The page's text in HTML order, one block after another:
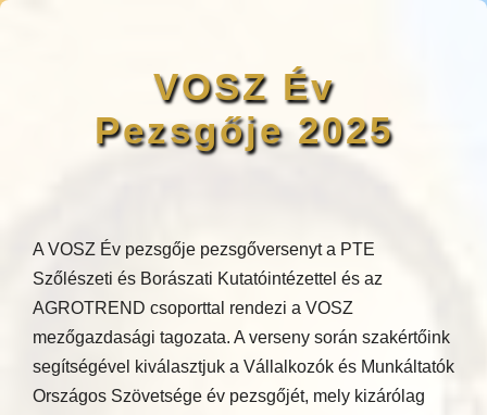
VOSZ Év
Pezsgője 2025
A VOSZ Év pezsgője pezsgőversenyt a PTE
Szőlészeti és Borászati Kutatóintézettel és az
AGROTREND csoporttal rendezi a VOSZ
mezőgazdasági tagozata. A verseny során szakértőink
segítségével kiválasztjuk a Vállalkozók és Munkáltatók
Országos Szövetsége év pezsgőjét, mely kizárólag